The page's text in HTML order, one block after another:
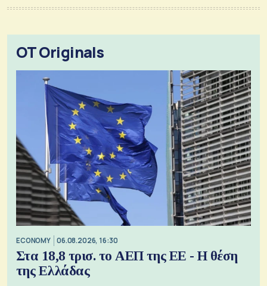
OT Originals
ECONOMY 06.08.2026, 16:30
Στα 18,8 τρισ. το ΑΕΠ της ΕΕ - Η θέση
της Ελλάδας